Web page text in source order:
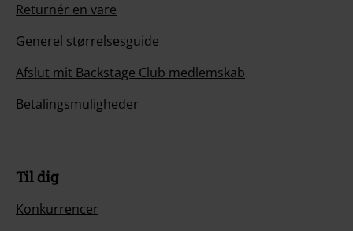
Returnér en vare
Generel størrelsesguide
Afslut mit Backstage Club medlemskab
Betalingsmuligheder
Til dig
Konkurrencer